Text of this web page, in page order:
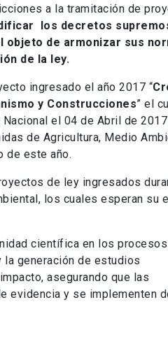
a la tramitación de
los decretos
objeto de armonizar sus
de la ley.
ingresado el año 2017 “
y Construcciones” el
el 04 de Abril de
de Agricultura, Medio
de este año.
de ley ingresados
los cuales esperan su
científica en los procesos
generación de estudios
asegurando que las
evidencia y se implementen